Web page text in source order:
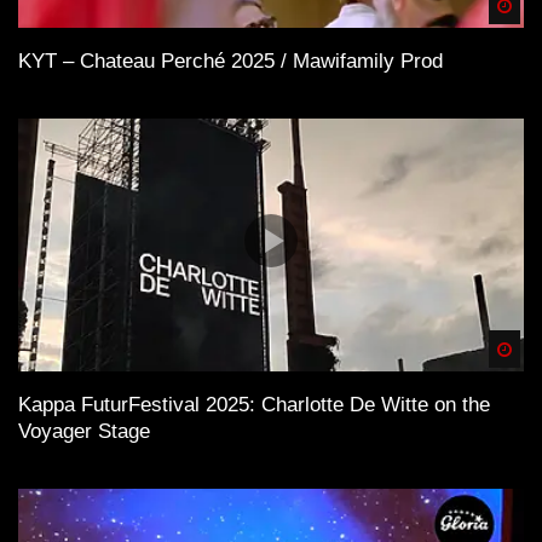
KYT – Chateau Perché 2025 / Mawifamily Prod
Kappa FuturFestival 2025: Charlotte De Witte on the
Voyager Stage